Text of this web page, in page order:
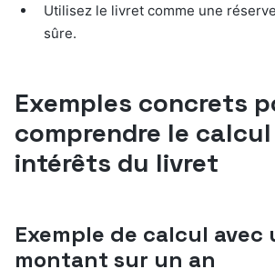
Utilisez le livret comme une
sûre.
Exemples concrets
comprendre le
intérêts du livret
Exemple de calcul
montant sur un an